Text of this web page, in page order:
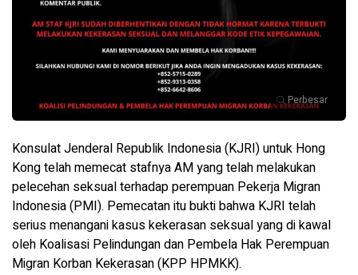
Perbesar
Konsulat Jenderal Republik Indonesia (KJRI) untuk Hong
Kong telah memecat stafnya AM yang telah melakukan
pelecehan seksual terhadap perempuan Pekerja Migran
Indonesia (PMI). Pemecatan itu bukti bahwa KJRI telah
serius menangani kasus kekerasan seksual yang di kawal
oleh Koalisasi Pelindungan dan Pembela Hak Perempuan
Migran Korban Kekerasan (KPP HPMKK).